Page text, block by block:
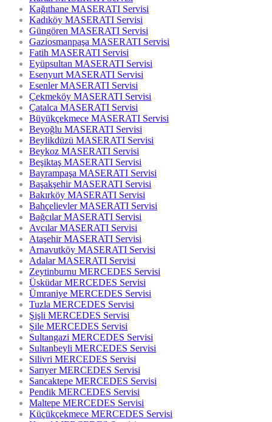
Kağıthane MASERATI Servisi
Kadıköy MASERATI Servisi
Güngören MASERATI Servisi
Gaziosmanpaşa MASERATI Servisi
Fatih MASERATI Servisi
Eyüpsultan MASERATI Servisi
Esenyurt MASERATI Servisi
Esenler MASERATI Servisi
Çekmeköy MASERATI Servisi
Çatalca MASERATI Servisi
Büyükçekmece MASERATI Servisi
Beyoğlu MASERATI Servisi
Beylikdüzü MASERATI Servisi
Beykoz MASERATI Servisi
Beşiktaş MASERATI Servisi
Bayrampaşa MASERATI Servisi
Başakşehir MASERATI Servisi
Bakırköy MASERATI Servisi
Bahçelievler MASERATI Servisi
Bağcılar MASERATI Servisi
Avcılar MASERATI Servisi
Ataşehir MASERATI Servisi
Arnavutköy MASERATI Servisi
Adalar MASERATI Servisi
Zeytinburnu MERCEDES Servisi
Üsküdar MERCEDES Servisi
Ümraniye MERCEDES Servisi
Tuzla MERCEDES Servisi
Şişli MERCEDES Servisi
Şile MERCEDES Servisi
Sultangazi MERCEDES Servisi
Sultanbeyli MERCEDES Servisi
Silivri MERCEDES Servisi
Sarıyer MERCEDES Servisi
Sancaktepe MERCEDES Servisi
Pendik MERCEDES Servisi
Maltepe MERCEDES Servisi
Küçükçekmece MERCEDES Servisi